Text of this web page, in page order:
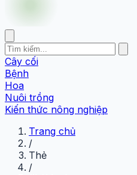
Cây cối
Bệnh
Hoa
Nuôi trồng
Kiến thức nông nghiệp
Trang chủ
/
Thẻ
/